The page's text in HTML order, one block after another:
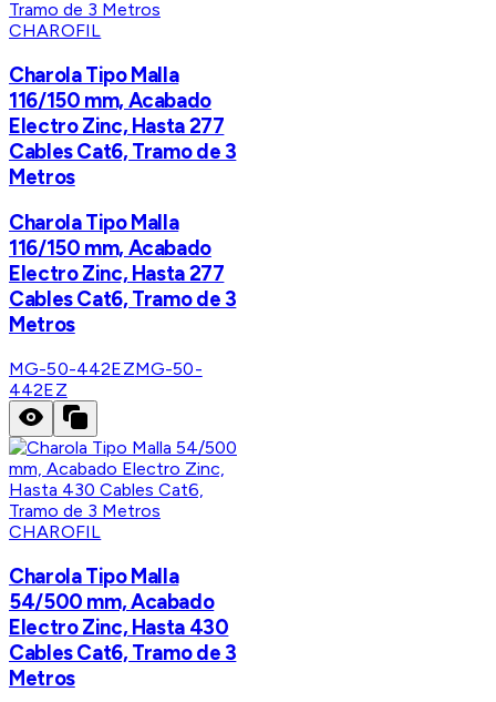
CHAROFIL
Charola Tipo Malla
116/150 mm, Acabado
Electro Zinc, Hasta 277
Cables Cat6, Tramo de 3
Metros
Charola Tipo Malla
116/150 mm, Acabado
Electro Zinc, Hasta 277
Cables Cat6, Tramo de 3
Metros
MG-50-442EZMG-50-
442EZ
CHAROFIL
Charola Tipo Malla
54/500 mm, Acabado
Electro Zinc, Hasta 430
Cables Cat6, Tramo de 3
Metros